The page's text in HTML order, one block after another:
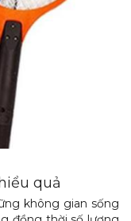
quả
không gian sống